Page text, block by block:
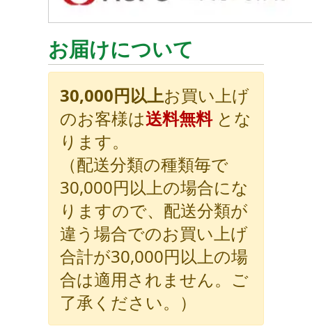
お届けについて
30,000円以上お買い上げ
のお客様は送料無料とな
ります。
（配送分類の種類毎で
30,000円以上の場合にな
りますので、配送分類が
違う場合でのお買い上げ
合計が30,000円以上の場
合は適用されません。ご
了承ください。）